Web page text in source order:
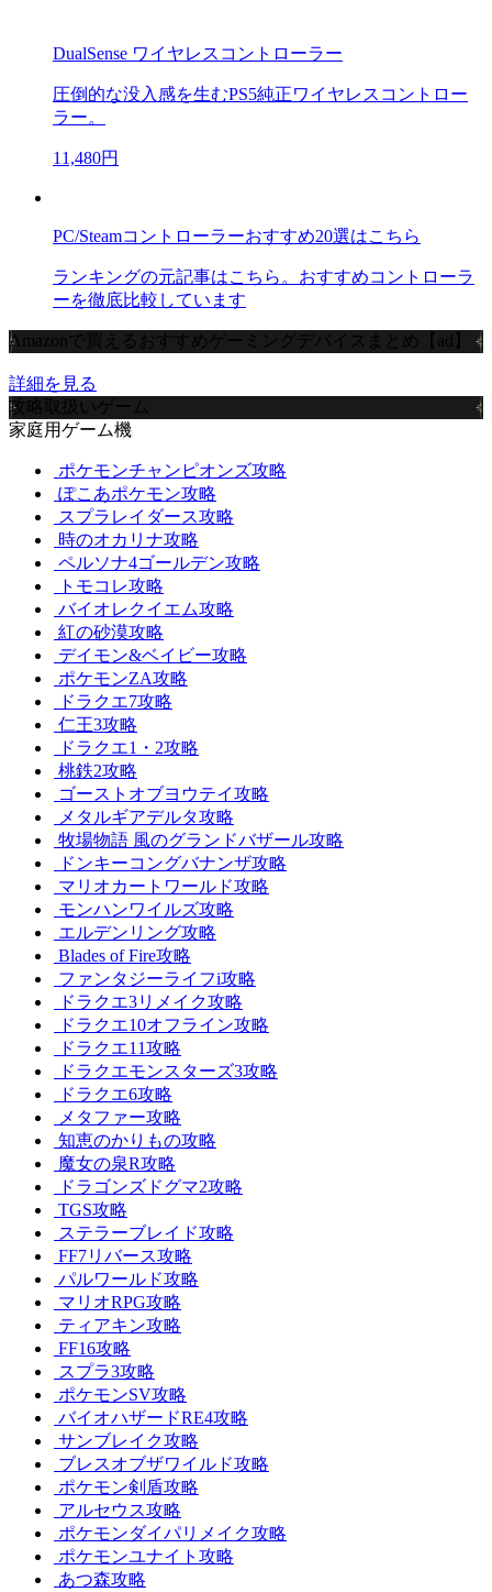
DualSense ワイヤレスコントローラー
圧倒的な没入感を生むPS5純正ワイヤレスコントロー
ラー。
11,480円
PC/Steamコントローラーおすすめ20選はこちら
ランキングの元記事はこちら。おすすめコントローラ
ーを徹底比較しています
Amazonで買えるおすすめゲーミングデバイスまとめ【ad】
詳細を見る
攻略取扱いゲーム
家庭用ゲーム機
ポケモンチャンピオンズ攻略
ぽこあポケモン攻略
スプラレイダース攻略
時のオカリナ攻略
ペルソナ4ゴールデン攻略
トモコレ攻略
バイオレクイエム攻略
紅の砂漠攻略
デイモン&ベイビー攻略
ポケモンZA攻略
ドラクエ7攻略
仁王3攻略
ドラクエ1・2攻略
桃鉄2攻略
ゴーストオブヨウテイ攻略
メタルギアデルタ攻略
牧場物語 風のグランドバザール攻略
ドンキーコングバナンザ攻略
マリオカートワールド攻略
モンハンワイルズ攻略
エルデンリング攻略
Blades of Fire攻略
ファンタジーライフi攻略
ドラクエ3リメイク攻略
ドラクエ10オフライン攻略
ドラクエ11攻略
ドラクエモンスターズ3攻略
ドラクエ6攻略
メタファー攻略
知恵のかりもの攻略
魔女の泉R攻略
ドラゴンズドグマ2攻略
TGS攻略
ステラーブレイド攻略
FF7リバース攻略
パルワールド攻略
マリオRPG攻略
ティアキン攻略
FF16攻略
スプラ3攻略
ポケモンSV攻略
バイオハザードRE4攻略
サンブレイク攻略
ブレスオブザワイルド攻略
ポケモン剣盾攻略
アルセウス攻略
ポケモンダイパリメイク攻略
ポケモンユナイト攻略
あつ森攻略